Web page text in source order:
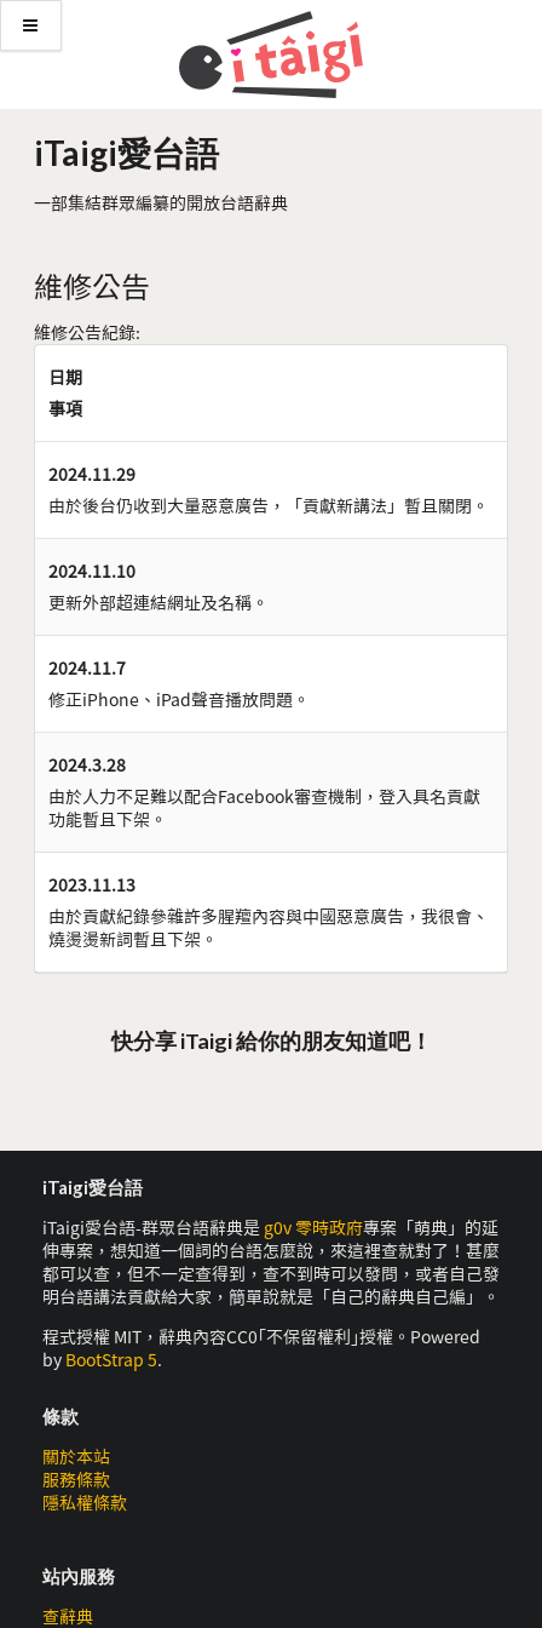
iTaigi愛台語
一部集結群眾編纂的開放台語辭典
維修公告
維修公告紀錄:
日期
事項
2024.11.29
由於後台仍收到大量惡意廣告，「貢獻新講法」暫且關閉。
2024.11.10
更新外部超連結網址及名稱。
2024.11.7
修正iPhone、iPad聲音播放問題。
2024.3.28
由於人力不足難以配合Facebook審查機制，登入具名貢獻
功能暫且下架。
2023.11.13
由於貢獻紀錄參雜許多腥羶內容與中國惡意廣告，我很會、
燒燙燙新詞暫且下架。
快分享 iTaigi 給你的朋友知道吧！
iTaigi愛台語
iTaigi愛台語-群眾台語辭典是 g0v 零時政府專案「萌典」的延
伸專案，想知道一個詞的台語怎麼說，來這裡查就對了！甚麼
都可以查，但不一定查得到，查不到時可以發問，或者自己發
明台語講法貢獻給大家，簡單說就是「自己的辭典自己編」。
程式授權 MIT，辭典內容CC0｢不保留權利｣授權。Powered
by BootStrap 5.
條款
關於本站
服務條款
隱私權條款
站內服務
查辭典